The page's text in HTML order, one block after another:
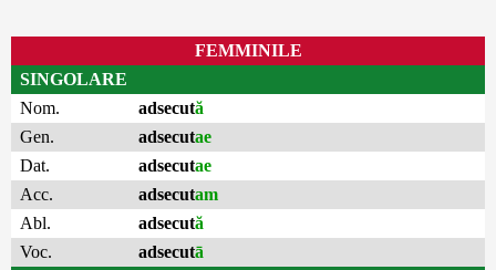
FEMMINILE
SINGOLARE
Nom.
adsecută
Gen.
adsecutae
Dat.
adsecutae
Acc.
adsecutam
Abl.
adsecută
Voc.
adsecutā